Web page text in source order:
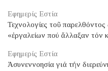
Εφημερίς Εστία
Τεχνολογίες τοῦ παρελθόντος
«ἐργαλείων πού ἄλλαξαν τόν
Εφημερίς Εστία
Ἀσυνεννοησία γιά τήν